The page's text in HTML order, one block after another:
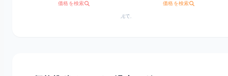
価格を検索
価格を検索
※価格は変動します。リンク先で最新情報をご確認ください。